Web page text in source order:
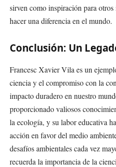
sirven como inspiración para otros
hacer una diferencia en el mundo.
Conclusión: Un
Francesc Xavier Vila es un
ciencia y el compromiso con la
impacto duradero en nuestro
proporcionado valiosos
la ecología, y su labor educativa
acción en favor del medio
desafíos ambientales cada vez
recuerda la importancia de la